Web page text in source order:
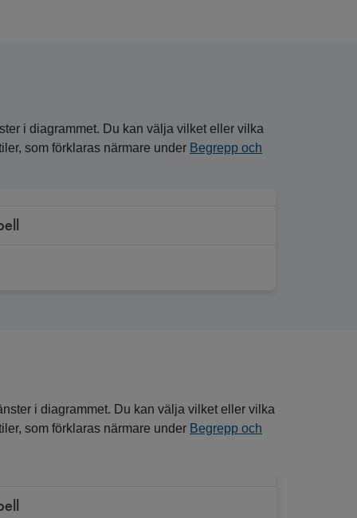
i diagrammet. Du kan välja vilket eller vilka
som förklaras närmare under Begrepp och
i diagrammet. Du kan välja vilket eller vilka
som förklaras närmare under Begrepp och